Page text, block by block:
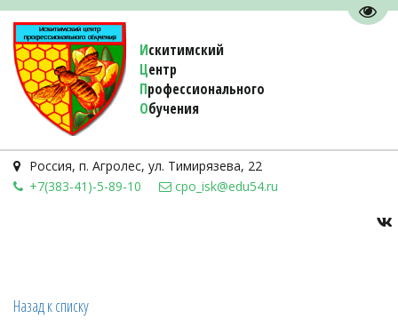
Искитимский
Центр
Профессионального
Обучения
Россия, п. Агролес, ул. Тимирязева, 22
+7(383-41)-5-89-10
cpo_isk@edu54.ru
Назад к списку